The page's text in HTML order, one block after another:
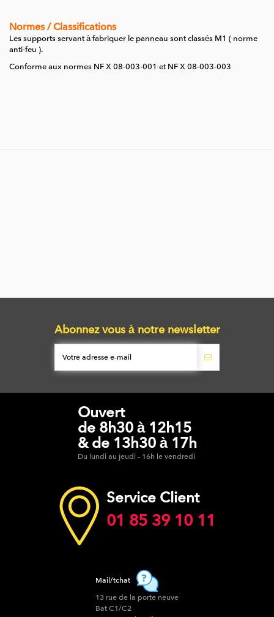
Normes / Classifications
Les supports servant à fabriquer le panneau sont classés M1 ( norme
anti-feu ).
Conforme aux normes NF X 08-003-001 et NF X 08-003-003
Abonnez vous à notre newsletter
Ouvert
de 8h30 à 12h15
& de 13h30 à 17h
Du lundi au jeudi - 16h le vendredi
Service Client
01 85 39 10 11
Mail/tchat
13 rue de la porte neuve
Bat C1/C2